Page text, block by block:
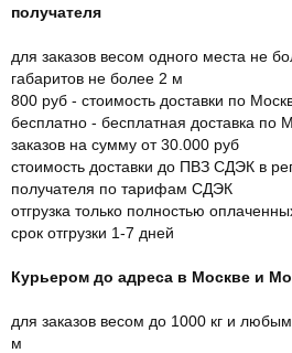
получателя
для заказов весом одного места не
габаритов не более 2 м
800 руб - стоимость доставки по
бесплатно - бесплатная доставка по
заказов на сумму от 30.000 руб
стоимость доставки до ПВЗ СДЭК в
получателя по тарифам СДЭК
отгрузка только полностью
срок отгрузки 1-7 дней
Курьером до адреса в Москве и
для заказов весом до 1000 кг и
м